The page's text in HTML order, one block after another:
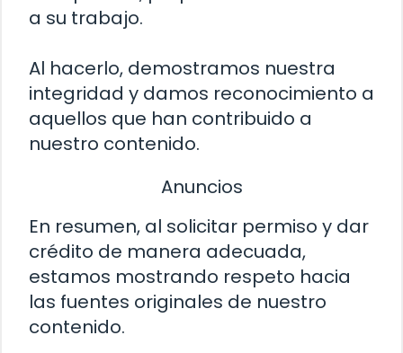
a su trabajo.
Al hacerlo, demostramos nuestra
integridad y damos reconocimiento a
aquellos que han contribuido a
nuestro contenido.
Anuncios
En resumen, al solicitar permiso y dar
crédito de manera adecuada,
estamos mostrando respeto hacia
las fuentes originales de nuestro
contenido.